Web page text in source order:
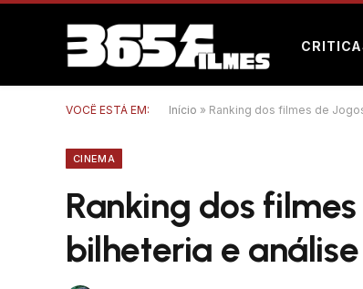
VOCÊ ESTÁ EM: Início » Ranking dos filmes de
CINEMA
Ranking dos
bilheteria e